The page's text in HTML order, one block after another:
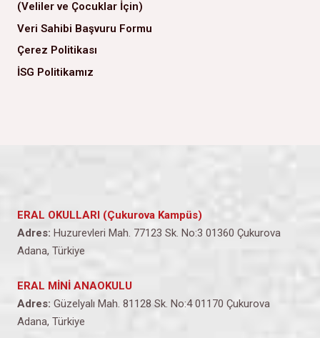
(Veliler ve Çocuklar İçin)
Veri Sahibi Başvuru Formu
Çerez Politikası
İSG Politikamız
ERAL OKULLARI (Çukurova Kampüs)
Adres: Huzurevleri Mah. 77123 Sk. No:3 01360 Çukurova
Adana, Türkiye
ERAL MİNİ ANAOKULU
Adres: Güzelyalı Mah. 81128 Sk. No:4 01170 Çukurova
Adana, Türkiye